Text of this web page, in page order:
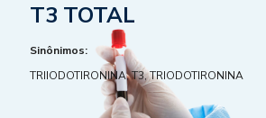
T3 TOTAL
Sinônimos:
TRIIODOTIRONINA, T3, TRIODOTIRONINA